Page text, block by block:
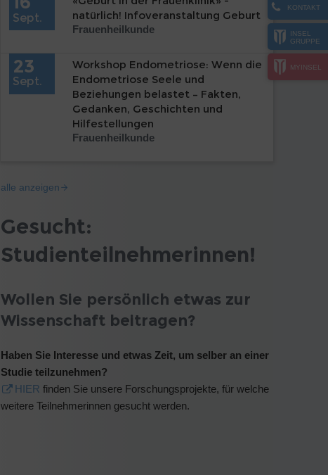
KONTAKT
INSEL
GRUPPE
MYINSEL
Sept.
natürlich! Infoveranstaltung Geburt
Frauenheilkunde
23
Sept.
Workshop Endometriose: Wenn die
Endometriose Seele und
Beziehungen belastet – Fakten,
Gedanken, Geschichten und
Hilfestellungen
Frauenheilkunde
alle anzeigen
Gesucht:
Studienteilnehmerinnen!
Wollen Sie persönlich etwas zur
Wissenschaft beitragen?
Haben Sie Interesse und etwas Zeit, um selber an einer
Studie teilzunehmen?
HIER finden Sie unsere Forschungsprojekte, für welche
weitere Teilnehmerinnen gesucht werden.